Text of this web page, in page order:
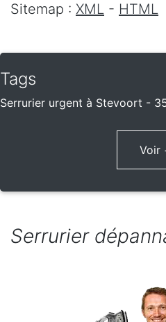
Sitemap : XML - HTML
Tags
Serrurier urgent à Stevoort -
Voir
Serrurier